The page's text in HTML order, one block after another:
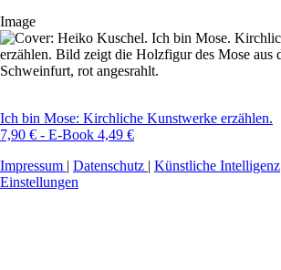
Image
Ich bin Mose: Kirchliche Kunstwerke erzählen.
7,90 € - E-Book 4,49 €
Impressum | Datenschutz | Künstliche Intelligenz
Einstellungen